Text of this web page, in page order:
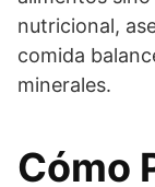
nutricional,
comida
minerales.
Cómo